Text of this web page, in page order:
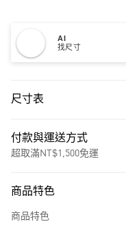
AI
找尺寸
尺寸表
付款與運送方式
超取滿NT$1,500免運
商品特色
商品特色